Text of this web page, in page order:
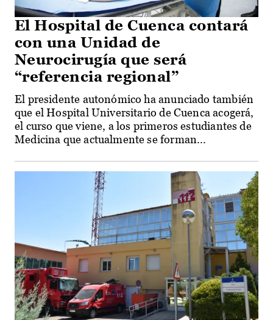
El Hospital de Cuenca contará
con una Unidad de
Neurocirugía que será
“referencia regional”
El presidente autonómico ha anunciado también
que el Hospital Universitario de Cuenca acogerá,
el curso que viene, a los primeros estudiantes de
Medicina que actualmente se forman...